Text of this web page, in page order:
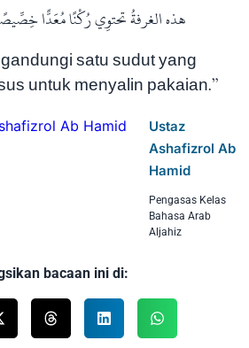
هذه الغرفةُ تحتوِي رُكْنًا مُعَدًّا
satu sudut yang
untuk menyalin pakaian.”
Ustaz
Ashafizrol Ab
Hamid
Pengasas Kelas
Bahasa Arab
Aljahiz
bacaan ini di: